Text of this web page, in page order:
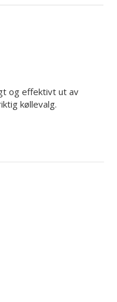
og effektivt ut av
køllevalg.